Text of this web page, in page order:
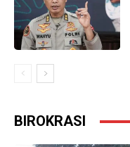
BIROKRASI